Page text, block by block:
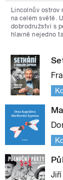
Lincolnův ostrov
na celém světě.
dobrodružství s
hlavně nejedno